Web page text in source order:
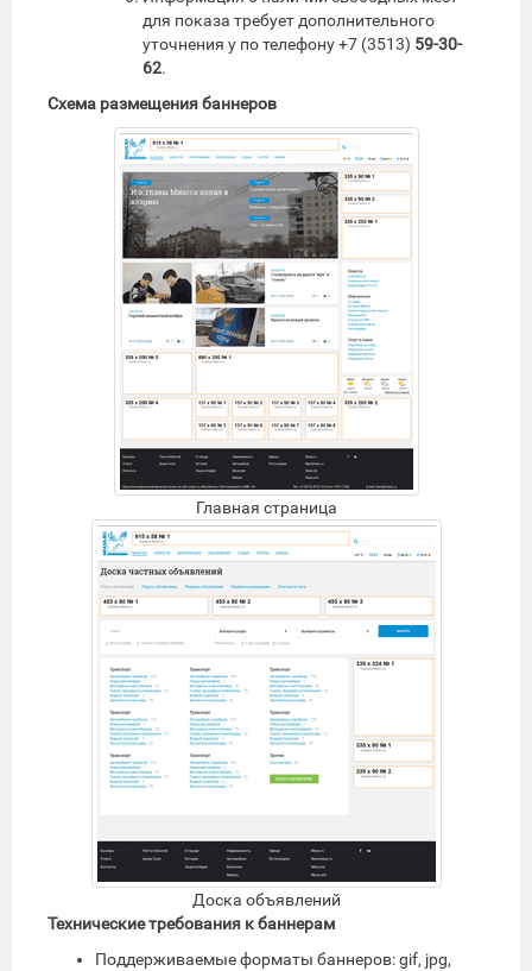
для показа требует дополнительного
уточнения у по телефону +7 (3513) 59-30-
62.
Схема размещения баннеров
Главная страница
Доска объявлений
Технические требования к баннерам
Поддерживаемые форматы баннеров: gif, jpg,